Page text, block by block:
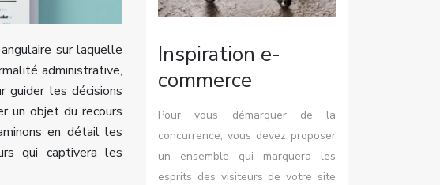
sur laquelle
administrative,
guider les décisions
un objet du recours
en détail les
qui captivera les
Inspiration e-
commerce
Pour vous démarquer de la
concurrence, vous devez proposer
un ensemble qui marquera les
esprits des visiteurs de votre site